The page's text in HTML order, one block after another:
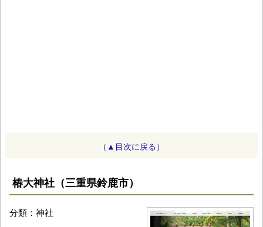
（▲目次に戻る）
椿大神社（三重県鈴鹿市）
分類：神社